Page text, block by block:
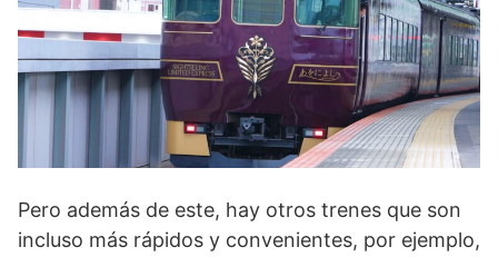
Pero además de este, hay otros trenes que son
incluso más rápidos y convenientes, por ejemplo,